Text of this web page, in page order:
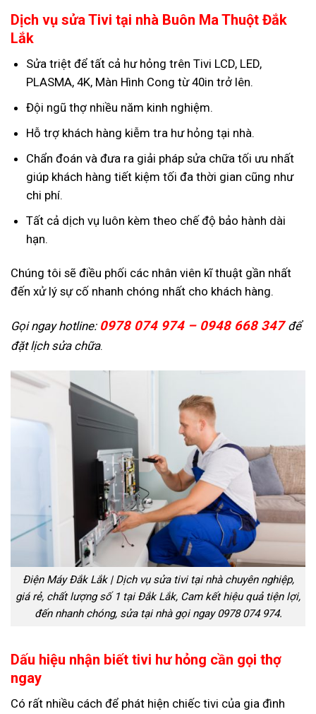
Dịch vụ sửa Tivi tại nhà Buôn Ma Thuột Đắk
Lắk
Sửa triệt để tất cả hư hỏng trên Tivi LCD, LED,
PLASMA, 4K, Màn Hình Cong từ 40in trở lên.
Đội ngũ thợ nhiều năm kinh nghiệm.
Hỗ trợ khách hàng kiễm tra hư hỏng tại nhà.
Chẩn đoán và đưa ra giải pháp sửa chữa tối ưu nhất
giúp khách hàng tiết kiệm tối đa thời gian cũng như
chi phí.
Tất cả dịch vụ luôn kèm theo chế độ bảo hành dài
hạn.
Chúng tôi sẽ điều phối các nhân viên kĩ thuật gần nhất
đến xử lý sự cố nhanh chóng nhất cho khách hàng.
Gọi ngay hotline: 0978 074 974 – 0948 668 347 để
đặt lịch sửa chữa.
Điện Máy Đắk Lắk | Dịch vụ sửa tivi tại nhà chuyên nghiệp,
giá rẻ, chất lượng số 1 tại Đắk Lắk, Cam kết hiệu quả tiện lợi,
đến nhanh chóng, sửa tại nhà gọi ngay 0978 074 974.
Dấu hiệu nhận biết tivi hư hỏng cần gọi thợ
ngay
Có rất nhiều cách để phát hiện chiếc tivi của gia đình